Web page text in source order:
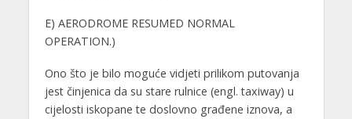
E) AERODROME RESUMED NORMAL
OPERATION.)
Ono što je bilo moguće vidjeti prilikom putovanja
jest činjenica da su stare rulnice (engl. taxiway) u
cijelosti iskopane te doslovno građene iznova, a